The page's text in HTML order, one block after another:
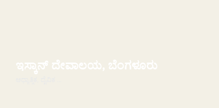
ಇಸ್ಕಾನ್ ದೇವಾಲಯ, ಬೆಂಗಳೂರು